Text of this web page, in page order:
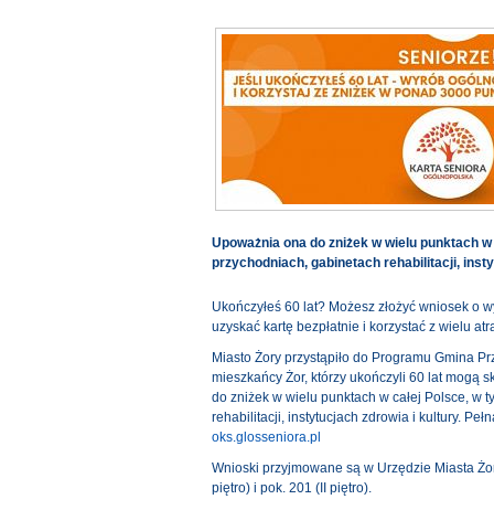
Upoważnia ona do zniżek w wielu punktach
przychodniach, gabinetach rehabilitacji,
Ukończyłeś 60 lat? Możesz złożyć wniosek
uzyskać kartę bezpłatnie i korzystać z wielu
Miasto Żory przystąpiło do Programu Gmina
mieszkańcy Żor, którzy ukończyli 60 lat mogą
do zniżek w wielu punktach w całej Polsce, w
rehabilitacji, instytucjach zdrowia i kultury.
oks.glosseniora.pl
Wnioski przyjmowane są w Urzędzie Miasta
piętro) i pok. 201 (II piętro).